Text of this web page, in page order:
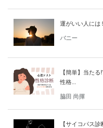
運がいい人には
バニー
【簡単】当た
性格...
脇田 尚揮
【サイコパス